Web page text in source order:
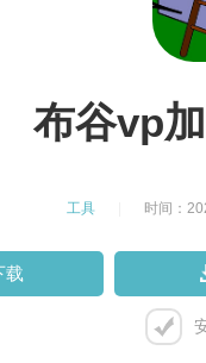
布谷vp
工具 时间：
载